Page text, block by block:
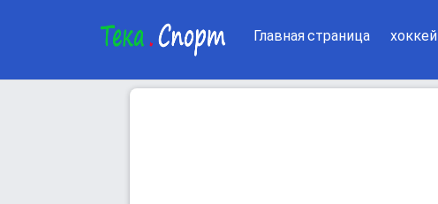
Главная страница хоккей